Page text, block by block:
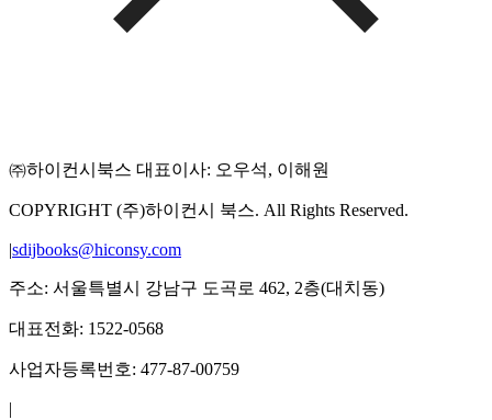
㈜하이컨시북스 대표이사: 오우석, 이해원
COPYRIGHT (주)하이컨시 북스. All Rights Reserved.
|sdijbooks@hiconsy.com
주소: 서울특별시 강남구 도곡로 462, 2층(대치동)
대표전화: 1522-0568
사업자등록번호: 477-87-00759
|